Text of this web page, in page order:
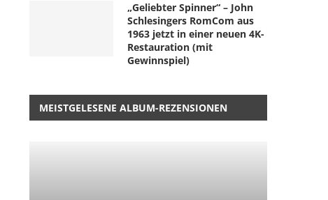
„Geliebter Spinner“ – John
Schlesingers RomCom aus
1963 jetzt in einer neuen 4K-
Restauration (mit
Gewinnspiel)
MEISTGELESENE ALBUM-REZENSIONEN